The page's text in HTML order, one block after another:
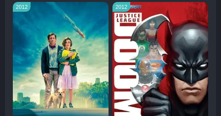
2012 2012